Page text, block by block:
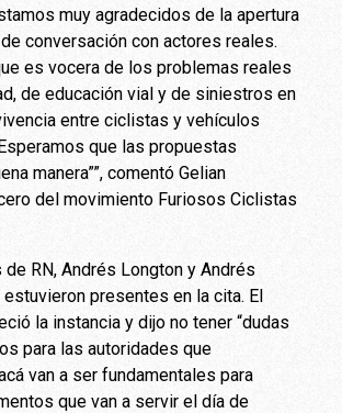
muy agradecidos de la apertura
conversación con actores reales.
es vocera de los problemas reales
de educación vial y de siniestros en
entre ciclistas y vehículos
que las propuestas
manera””, comentó Gelian
del movimiento Furiosos Ciclistas
RN, Andrés Longton y Andrés
presentes en la cita. El
la instancia y dijo no tener “dudas
para las autoridades que
van a ser fundamentales para
que van a servir el día de